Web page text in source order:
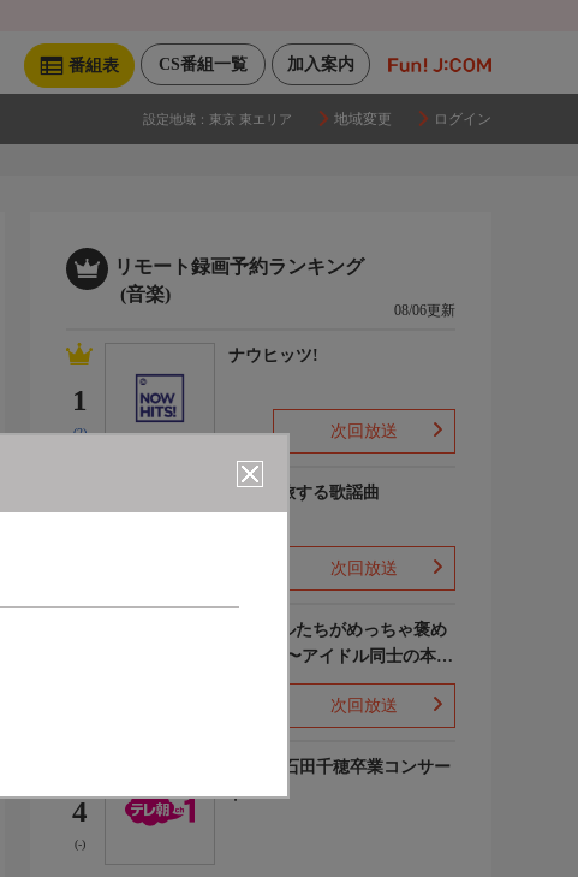
加入案内
CS番組一覧
番組表
設定地域： 東京 東エリア 地域変更 ログイン
リモート録画予約ランキング
(音楽)
08/06更新
1
(2)
ナウヒッツ!
次回放送
列車で旅する歌謡曲
次回放送
ライバルたちがめっちゃ褒め
てくる!〜アイドル同士の本音
レビューSP〜
次回放送
4
(-)
STU48 石田千穂卒業コンサー
ト